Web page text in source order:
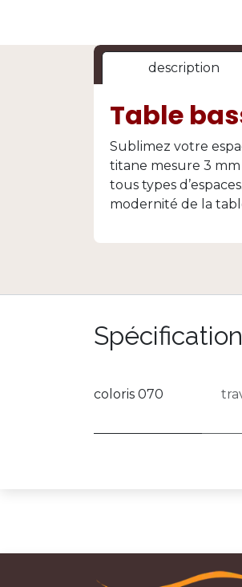
description
Table
Sublimez votre
titane mesure 3 mm
tous types
modernité de la
coloris 070